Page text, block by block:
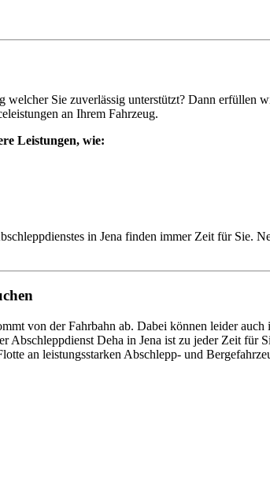
welcher Sie zuverlässig unterstützt? Dann
an Ihrem Fahrzeug.
Leistungen, wie:
in Jena finden immer Zeit für Sie.
von der Fahrbahn ab. Dabei können leider
Abschleppdienst Deha in Jena ist zu jeder Zeit
an leistungsstarken Abschlepp- und